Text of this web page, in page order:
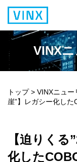
VINX
トップ> VINXニュー
崖”】レガシー化し
【迫りく
化した